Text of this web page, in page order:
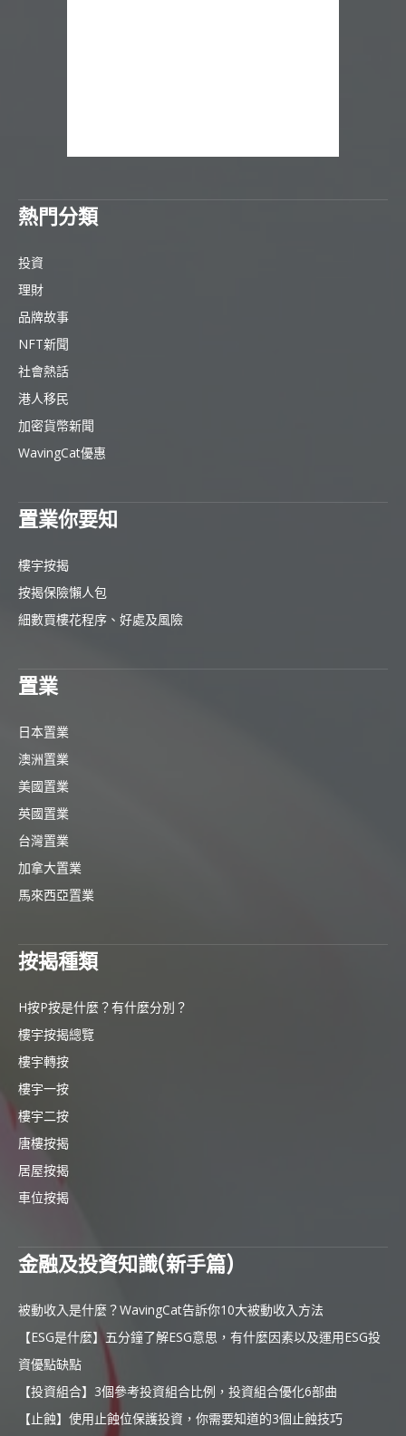
熱門分類
投資
理財
品牌故事
NFT新聞
社會熱話
港人移民
加密貨幣新聞
WavingCat優惠
置業你要知
樓宇按揭
按揭保險懶人包
細數買樓花程序、好處及風險
置業
日本置業
澳洲置業
美國置業
英國置業
台灣置業
加拿大置業
馬來西亞置業
按揭種類
H按P按是什麼？有什麼分別？
樓宇按揭總覽
樓宇轉按
樓宇一按
樓宇二按
唐樓按揭
居屋按揭
車位按揭
金融及投資知識(新手篇)
被動收入是什麼？WavingCat告訴你10大被動收入方法
【ESG是什麼】五分鐘了解ESG意思，有什麼因素以及運用ESG投
資優點缺點
【投資組合】3個參考投資組合比例，投資組合優化6部曲
【止蝕】使用止蝕位保護投資，你需要知道的3個止蝕技巧